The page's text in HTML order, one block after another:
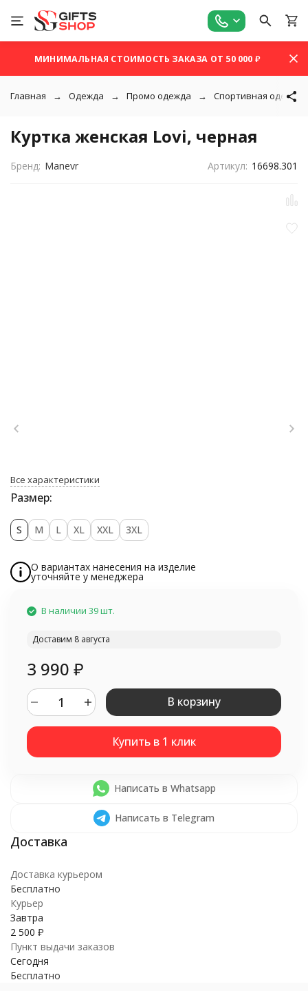
МИНИМАЛЬНАЯ СТОИМОСТЬ ЗАКАЗА ОТ 50 000 ₽
Главная Одежда Промо одежда Спортивная одежда
Куртка женская Lovi, черная
Бренд: Manevr Артикул: 16698.301
Все характеристики
Размер:
S M L XL XXL 3XL
О вариантах нанесения на изделие
уточняйте у менеджера
В наличии 39 шт.
Доставим 8 августа
3 990 ₽
В корзину
Написать в Whatsapp
Написать в Telegram
Доставка курьером
Бесплатно
Курьер
Завтра
2 500 ₽
Пункт выдачи заказов
Сегодня
Бесплатно